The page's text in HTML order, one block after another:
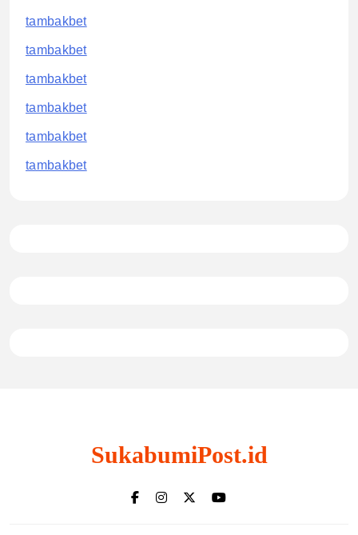
tambakbet
tambakbet
tambakbet
tambakbet
tambakbet
tambakbet
SukabumiPost.id